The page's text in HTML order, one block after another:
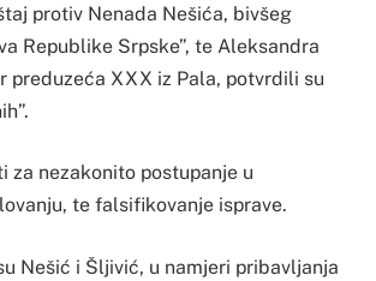
protiv Nenada Nešića, bivšeg
Republike Srpske”, te Aleksandra
preduzeća XXX iz Pala, potvrdili su
za nezakonito postupanje u
te falsifikovanje isprave.
Nešić i Šljivić, u namjeri pribavljanja